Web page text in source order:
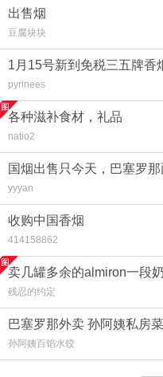
出售烟
豆腐块块
1月15号新到免税三五牌香
pyrinees
各种滋补食材，礼品
natio2
国烟出售只今天，巴塞罗那
yyyan
收购中国香烟
414158862
卖几罐多余的almiron一段
残忍的约定
巴塞罗那外卖 孙阿姨私房
孙阿姨百馅水饺